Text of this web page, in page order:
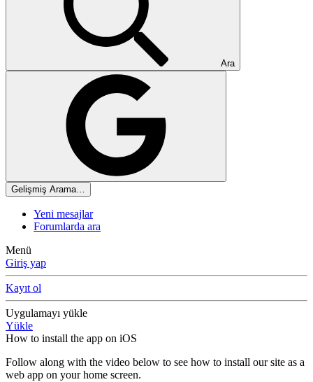
Ara
Gelişmiş Arama…
Yeni mesajlar
Forumlarda ara
Menü
Giriş yap
Kayıt ol
Uygulamayı yükle
Yükle
How to install the app on iOS
Follow along with the video below to see how to install our site as a
web app on your home screen.